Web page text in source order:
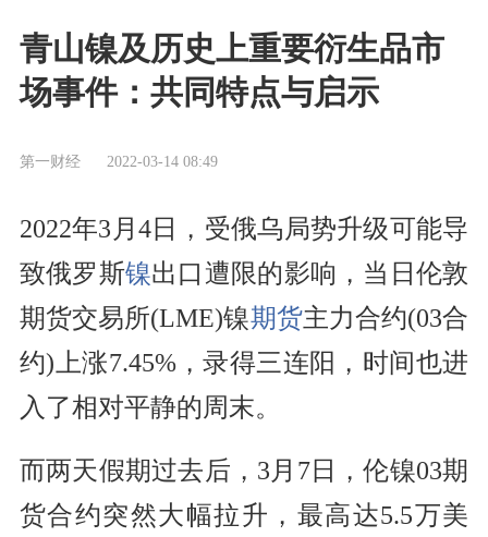
青山镍及历史上重要衍生品市
场事件：共同特点与启示
第一财经 2022-03-14 08:49
2022年3月4日，受俄乌局势升级可能导
致俄罗斯镍出口遭限的影响，当日伦敦
期货交易所(LME)镍期货主力合约(03合
约)上涨7.45%，录得三连阳，时间也进
入了相对平静的周末。
而两天假期过去后，3月7日，伦镍03期
货合约突然大幅拉升，最高达5.5万美